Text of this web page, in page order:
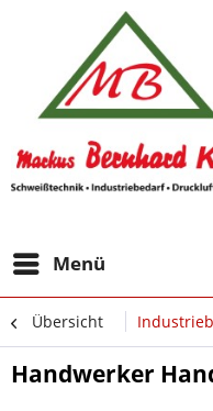
Menü
Übersicht
Handwerker